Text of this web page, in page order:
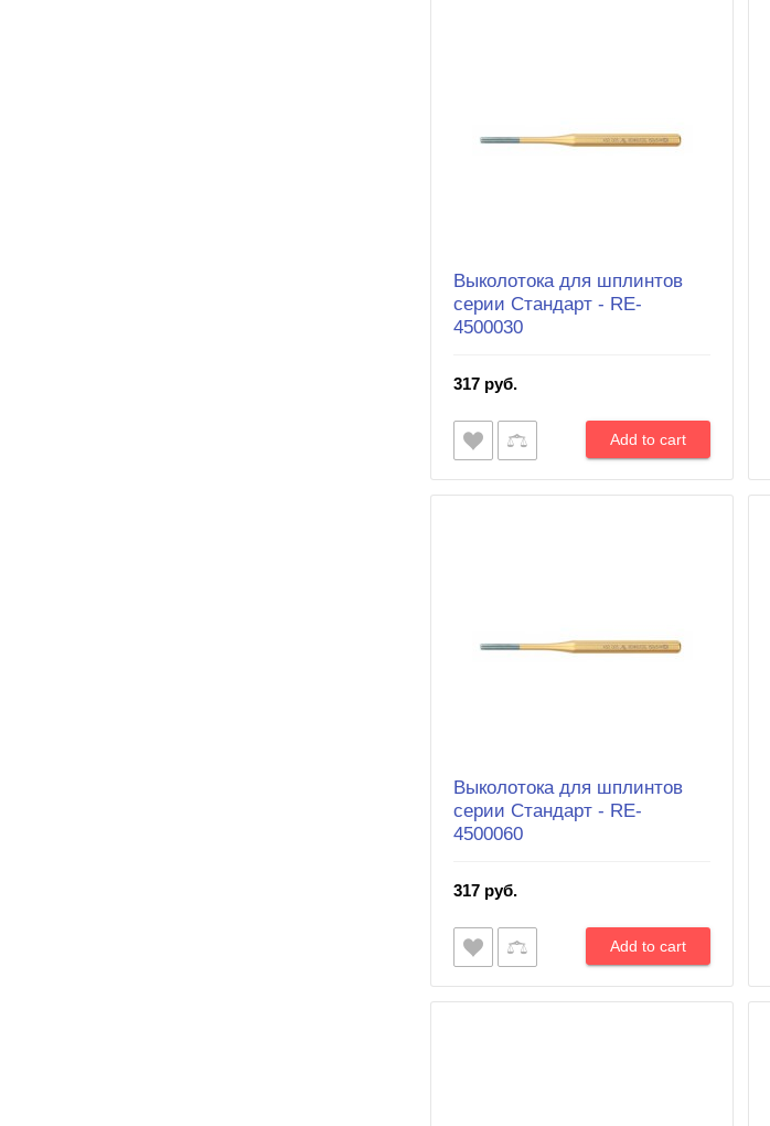
Выколотока для шплинтов
серии Cтандарт - RE-
4500030
317 руб.
Выколотока для шплинтов
серии Cтандарт - RE-
4500060
317 руб.